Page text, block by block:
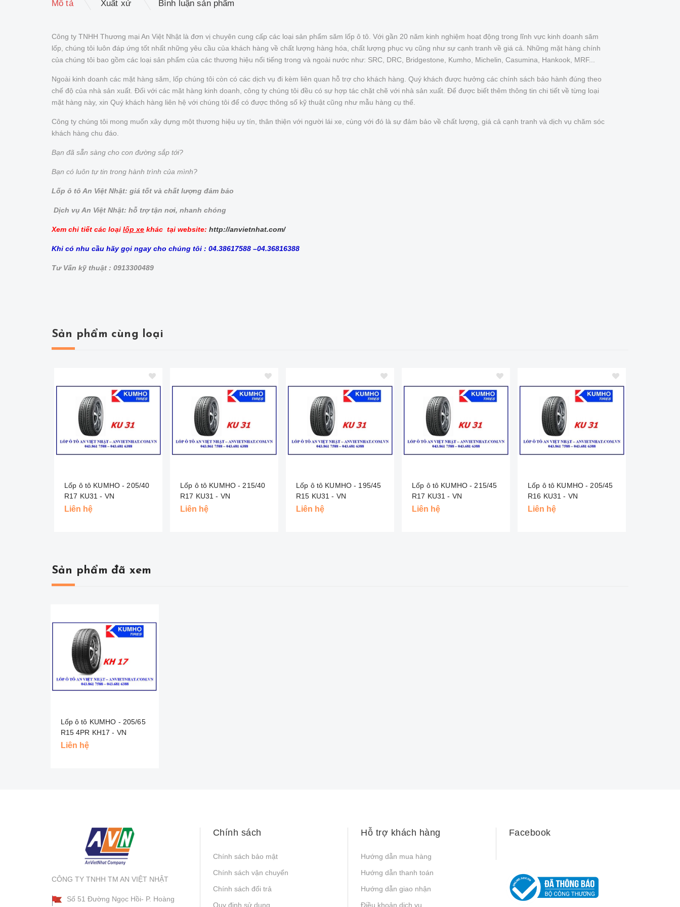
Mô tả Xuất xứ Bình luận sản phẩm
Công ty TNHH Thương mại An Việt Nhật là đơn vị chuyên cung cấp các loại sản phẩm săm lốp ô tô. Với gần 20 năm kinh nghiệm hoạt động trong lĩnh vực kinh doanh săm
lốp, chúng tôi luôn đáp ứng tốt nhất những yêu cầu của khách hàng về chất lượng hàng hóa, chất lượng phục vụ cũng như sự cạnh tranh về giá cả. Những mặt hàng chính
của chúng tôi bao gồm các loại sản phẩm của các thương hiệu nổi tiếng trong và ngoài nước như: SRC, DRC, Bridgestone, Kumho, Michelin, Casumina, Hankook, MRF...
Ngoài kinh doanh các mặt hàng săm, lốp chúng tôi còn có các dịch vụ đi kèm liên quan hỗ trợ cho khách hàng. Quý khách được hưởng các chính sách bảo hành đúng theo
chế độ của nhà sản xuất. Đối với các mặt hàng kinh doanh, công ty chúng tôi đều có sự hợp tác chặt chẽ với nhà sản xuất. Để được biết thêm thông tin chi tiết về từng loại
mặt hàng này, xin Quý khách hàng liên hệ với chúng tôi để có được thông số kỹ thuật cũng như mẫu hàng cụ thể.
Công ty chúng tôi mong muốn xây dựng một thương hiệu uy tín, thân thiện với người lái xe, cùng với đó là sự đảm bảo về chất lượng, giá cả cạnh tranh và dịch vụ chăm sóc
khách hàng chu đáo.
Bạn đã sẵn sàng cho con đường sắp tới?
Bạn có luôn tự tin trong hành trình của mình?
Lốp ô tô An Việt Nhật: giá tốt và chất lượng đảm bảo
Dịch vụ An Việt Nhật: hỗ trợ tận nơi, nhanh chóng
Xem chi tiết các loại lốp xe khác tại website: http://anvietnhat.com/
Khi có nhu cầu hãy gọi ngay cho chúng tôi : 04.38617588 –04.36816388
Tư Vấn kỹ thuật : 0913300489
Sản phẩm cùng loại
Lốp ô tô KUMHO - 205/40
R17 KU31 - VN
Liên hệ
Lốp ô tô KUMHO - 215/40
R17 KU31 - VN
Liên hệ
Lốp ô tô KUMHO - 195/45
R15 KU31 - VN
Liên hệ
Lốp ô tô KUMHO - 215/45
R17 KU31 - VN
Liên hệ
Lốp ô tô KUMHO - 205/45
R16 KU31 - VN
Liên hệ
Sản phẩm đã xem
Lốp ô tô KUMHO - 205/65
R15 4PR KH17 - VN
Liên hệ
CÔNG TY TNHH TM AN VIỆT NHẬT
Số 51 Đường Ngọc Hồi- P. Hoàng
Chính sách
Chính sách bảo mật
Chính sách vận chuyển
Chính sách đổi trả
Quy định sử dụng
Hỗ trợ khách hàng
Hướng dẫn mua hàng
Hướng dẫn thanh toán
Hướng dẫn giao nhận
Điều khoản dịch vụ
Facebook